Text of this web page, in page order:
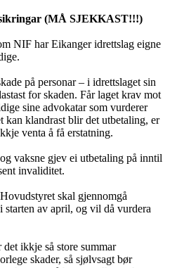
(MÅ SJEKKAST!!!)
NIF har Eikanger idrettslag eigne
på personar – i idrettslaget sin
for skaden. Får laget krav mot
sine advokatar som vurderer
kan klandrast blir det utbetaling, er
venta å få erstatning.
vaksne gjev ei utbetaling på inntil
invaliditet.
skal gjennomgå
starten av april, og vil då vurdera
ikkje så store summar
skader, så sjølvsagt bør